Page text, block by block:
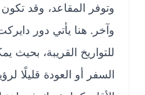
وتوفر المقاعد، وقد تكون
وآخر. هنا يأتي دور دايركت
للتواريخ القريبة، بحيث يمكنك
السفر أو العودة قليلًا لرؤية